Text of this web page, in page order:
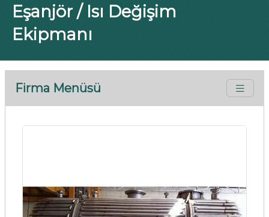
Eşanjör / Isı Değişim
Ekipmanı
Firma Menüsü